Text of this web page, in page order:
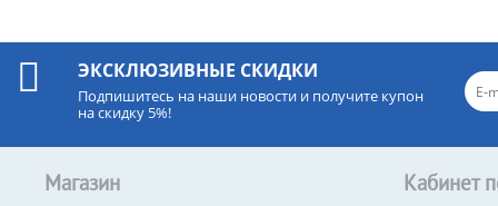
ЭКСКЛЮЗИВНЫЕ СКИДКИ
Подпишитесь на наши новости и получите купон
на скидку 5%!
Магазин Кабинет